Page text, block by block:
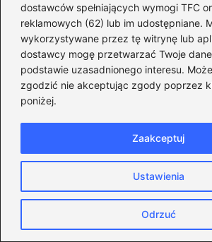
dostawców spełniających wymogi TFC
reklamowych (62) lub im udostępniane.
wykorzystywane przez tę witrynę lub
dostawcy mogę przetwarzać Twoje
podstawie uzasadnionego interesu.
zgodzić nie akceptując zgody poprzez
poniżej.
Ustawienia
Odrzuć
Zaakceptuj
USA? Oto kluczowe wymagania i
kryteria